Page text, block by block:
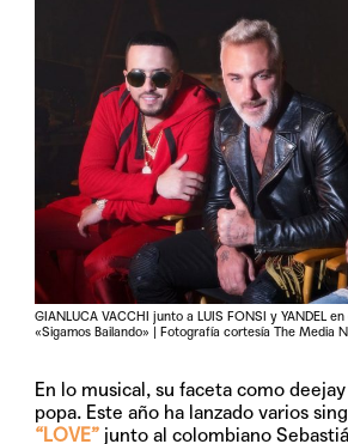
GIANLUCA VACCHI junto a LUIS FONSI y YANDEL
«Sigamos Bailando» | Fotografía cortesía The Media
En lo musical, su faceta como
popa. Este año ha lanzado varios
“LOVE” junto al colombiano